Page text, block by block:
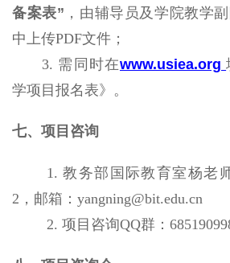
备案表” ，由辅导员及学院教学
中上传PDF文件；
3. 需同时在www.usiea.org
学项目报名表》。
七、项目咨询
1.教务部国际教育室杨老
2 ，邮箱： yangning@bit.edu.cn
2. 项目咨询QQ群：